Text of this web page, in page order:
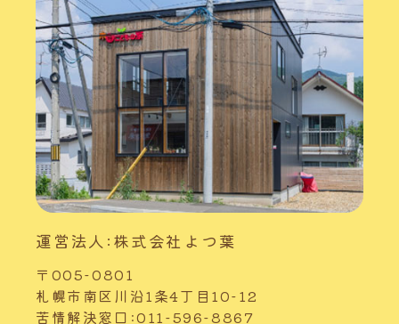
運営法人:株式会社よつ葉
〒005-0801
札幌市南区川沿1条4丁目10-12
苦情解決窓口:011-596-8867